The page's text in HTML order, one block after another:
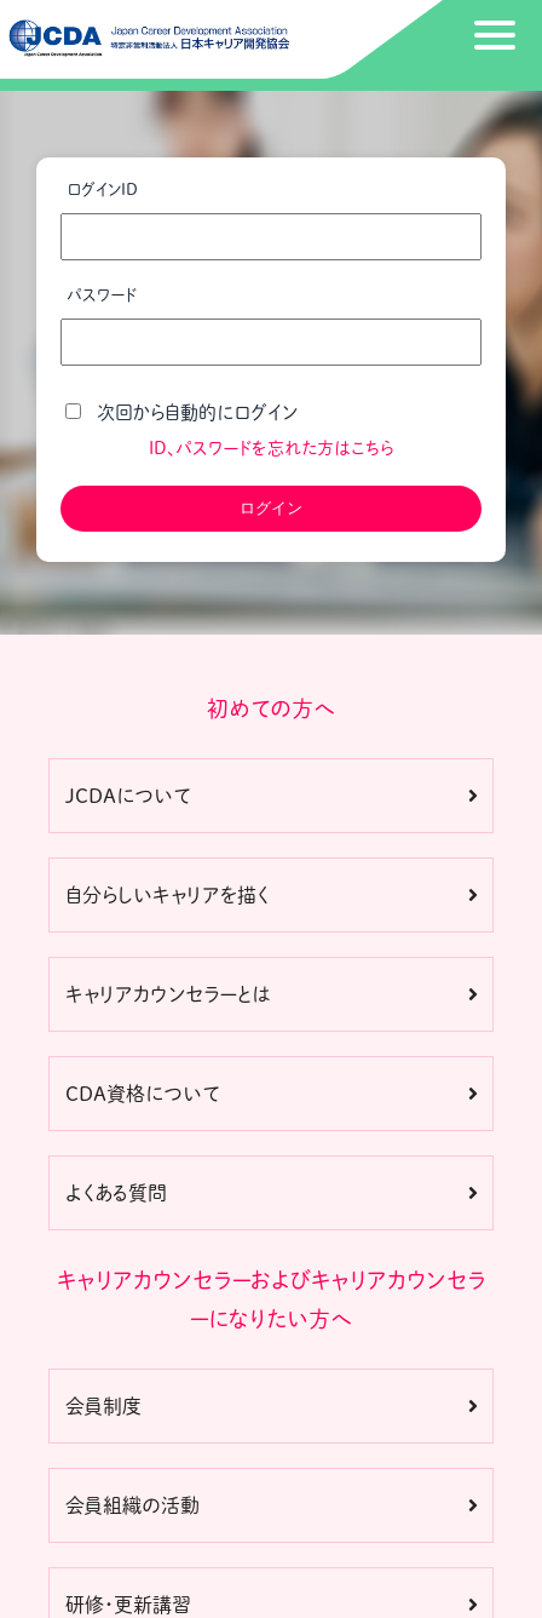
ログインID
パスワード
次回から自動的にログイン
ID、パスワードを忘れた方はこちら
初めての方へ
JCDAについて
自分らしいキャリアを描く
キャリアカウンセラーとは
CDA資格について
よくある質問
キャリアカウンセラーおよびキャリアカウンセラ
ーになりたい方へ
会員制度
会員組織の活動
研修・更新講習